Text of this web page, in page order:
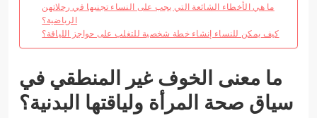
ما هي الأخطاء الشائعة التي يجب على النساء تجنبها في رحلاتهن
الرياضية؟
كيف يمكن للنساء إنشاء خطة شخصية للتغلب على حواجز اللياقة؟
ما معنى الخوف غير المنطقي في
سياق صحة المرأة ولياقتها البدنية؟